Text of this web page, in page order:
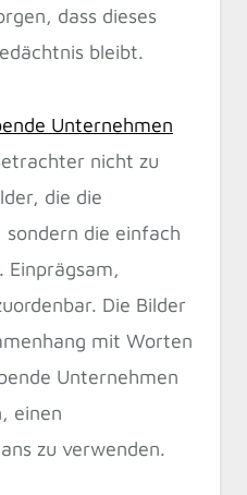
dass dieses
bleibt.
Unternehmen
nicht zu
die die
die einfach
Einprägsam,
Die Bilder
mit Worten
Unternehmen
einen
zu verwenden.